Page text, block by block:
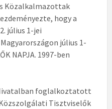
Közalkalmazottak
hogy a
július 1-jei
július 1-
NAPJA. 1997-ben
foglalkoztatott
Tisztviselők